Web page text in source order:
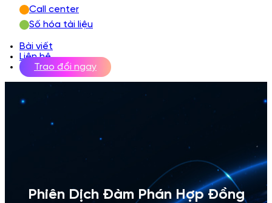
Call center
Số hóa tài liệu
Bài viết
Liên hệ
Trao đổi ngay
Phiên Dịch Đàm Phán Hợp Đồng